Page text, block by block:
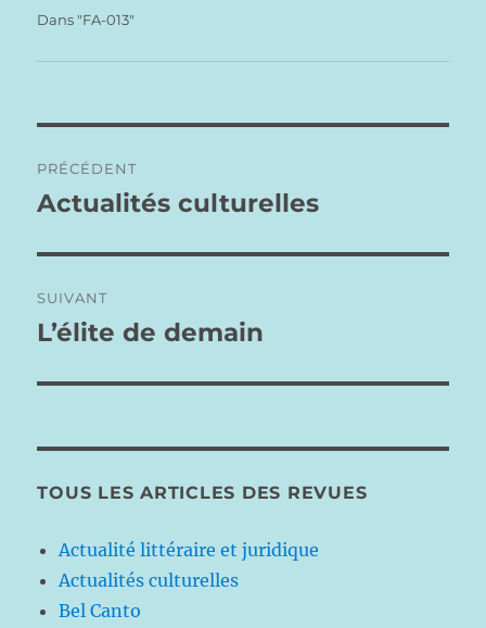
Dans "FA-013"
de
PRÉCÉDENT
Publication
Actualités culturelles
SUIVANT
Publication
L’élite de demain
TOUS LES ARTICLES DES REVUES
Actualité littéraire et juridique
Actualités culturelles
Bel Canto